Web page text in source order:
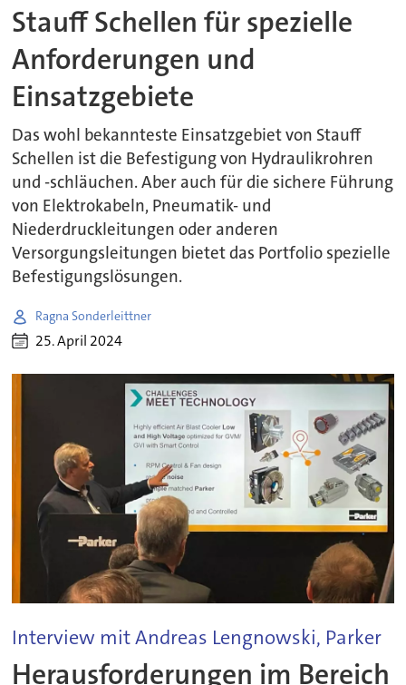
Stauff Schellen für spezielle
Anforderungen und
Einsatzgebiete
Das wohl bekannteste Einsatzgebiet von Stauff
Schellen ist die Befestigung von Hydraulikrohren
und -schläuchen. Aber auch für die sichere Führung
von Elektrokabeln, Pneumatik- und
Niederdruckleitungen oder anderen
Versorgungsleitungen bietet das Portfolio spezielle
Befestigungslösungen.
Ragna Sonderleittner
25. April 2024
Interview mit Andreas Lengnowski, Parker
Herausforderungen im Bereich